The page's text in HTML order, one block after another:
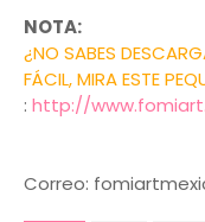
NOTA:
¿NO SABES
FÁCIL, MIRA ESTE
: http://
Correo: